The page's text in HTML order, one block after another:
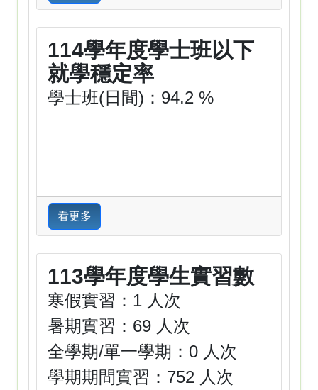
114學年度學士班以下
就學穩定率
學士班(日間)：94.2 %
看更多
113學年度學生實習數
寒假實習：1 人次
暑期實習：69 人次
全學期/單一學期：0 人次
學期期間實習：752 人次